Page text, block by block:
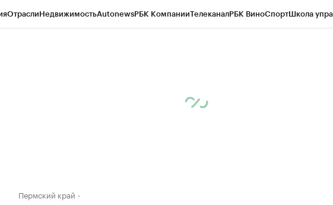
ОтраслиНедвижимостьAutonewsРБК КомпанииТелеканалРБК ВиноСпортШкола
Пермский край